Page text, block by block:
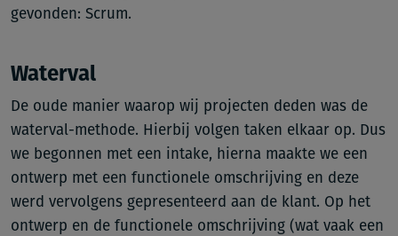
gevonden: Scrum.
Waterval
De oude manier waarop wij projecten deden was de
waterval-methode. Hierbij volgen taken elkaar op. Dus
we begonnen met een intake, hierna maakte we een
ontwerp met een functionele omschrijving en deze
werd vervolgens gepresenteerd aan de klant. Op het
ontwerp en de functionele omschrijving (wat vaak een